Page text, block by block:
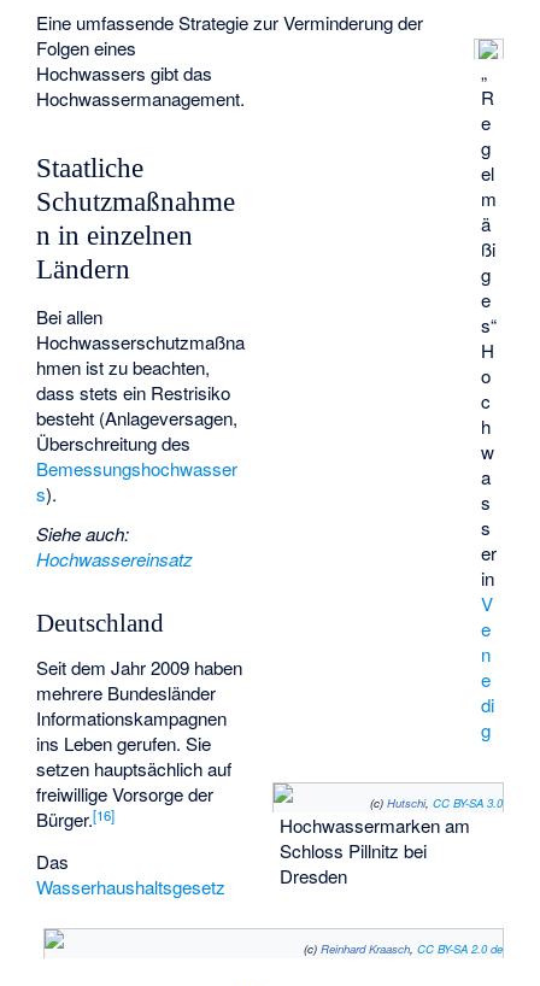
„
R
e
g
el
m
ä
ßi
g
e
s“
H
o
c
h
w
a
s
s
er
in
V
e
n
e
di
g
(c) Hutschi, CC BY-SA 3.0
Hochwassermarken am
Schloss Pillnitz bei
Dresden
(c) Reinhard Kraasch, CC BY-SA 2.0 de
Eine umfassende Strategie zur Verminderung der
Folgen eines
Hochwassers gibt das
Hochwassermanagement.
Staatliche
Schutzmaßnahme
n in einzelnen
Ländern
Bei allen
Hochwasserschutzmaßna
hmen ist zu beachten,
dass stets ein Restrisiko
besteht (Anlageversagen,
Überschreitung des
Bemessungshochwasser
s).
Siehe auch:
Hochwassereinsatz
Deutschland
Seit dem Jahr 2009 haben
mehrere Bundesländer
Informationskampagnen
ins Leben gerufen. Sie
setzen hauptsächlich auf
freiwillige Vorsorge der
Bürger.[16]
Das
Wasserhaushaltsgesetz